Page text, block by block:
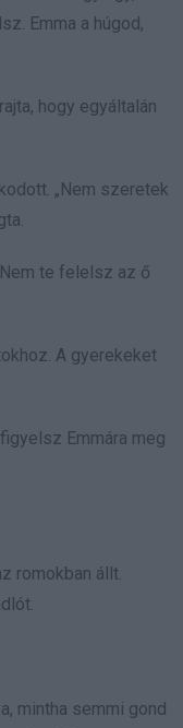
Emma a húgod,
hogy egyáltalán
„Nem szeretek
te felelsz az ő
A gyerekeket
Emmára meg
romokban állt.
mintha semmi gond